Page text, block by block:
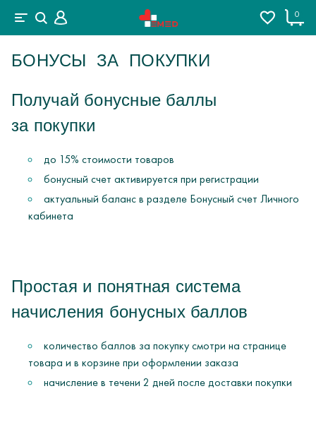
0
БОНУСЫ ЗА ПОКУПКИ
Получай бонусные баллы
за покупки
до 15% стоимости товаров
бонусный счет активируется при регистрации
актуальный баланс в разделе Бонусный счет Личного
кабинета
Простая и понятная система
начисления бонусных баллов
количество баллов за покупку смотри на странице
товара и в корзине при оформлении заказа
начисление в течени 2 дней после доставки покупки